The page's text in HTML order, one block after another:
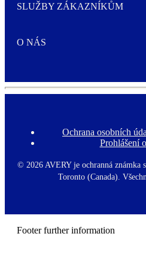
SLUŽBY ZÁKAZNÍKŮM
O NÁS
F
o
t
e
Ochrana osobních
Prohlášení
© 2026 AVERY je ochranná známka
Toronto (Canada).
Footer further information